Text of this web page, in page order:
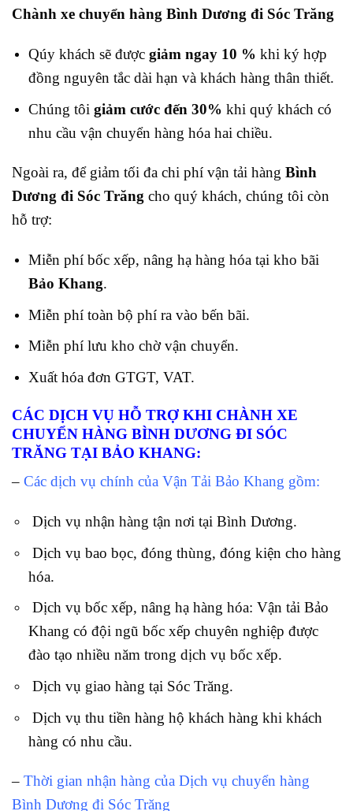
Chành xe chuyển hàng Bình Dương đi Sóc Trăng
Qúy khách sẽ được giảm ngay 10 % khi ký hợp
đồng nguyên tắc dài hạn và khách hàng thân thiết.
Chúng tôi giảm cước đến 30% khi quý khách có
nhu cầu vận chuyển hàng hóa hai chiều.
Ngoài ra, để giảm tối đa chi phí vận tải hàng Bình
Dương đi Sóc Trăng cho quý khách, chúng tôi còn
hỗ trợ:
Miễn phí bốc xếp, nâng hạ hàng hóa tại kho bãi
Bảo Khang.
Miễn phí toàn bộ phí ra vào bến bãi.
Miễn phí lưu kho chờ vận chuyển.
Xuất hóa đơn GTGT, VAT.
CÁC DỊCH VỤ HỖ TRỢ KHI CHÀNH XE
CHUYỂN HÀNG BÌNH DƯƠNG ĐI SÓC
TRĂNG TẠI BẢO KHANG:
– Các dịch vụ chính của Vận Tải Bảo Khang gồm:
Dịch vụ nhận hàng tận nơi tại Bình Dương.
Dịch vụ bao bọc, đóng thùng, đóng kiện cho hàng
hóa.
Dịch vụ bốc xếp, nâng hạ hàng hóa: Vận tải Bảo
Khang có đội ngũ bốc xếp chuyên nghiệp được
đào tạo nhiều năm trong dịch vụ bốc xếp.
Dịch vụ giao hàng tại Sóc Trăng.
Dịch vụ thu tiền hàng hộ khách hàng khi khách
hàng có nhu cầu.
– Thời gian nhận hàng của Dịch vụ chuyển hàng
Bình Dương đi Sóc Trăng